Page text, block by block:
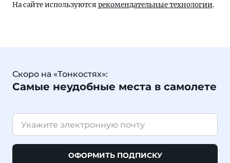
На сайте используются рекомендательные технологии.
Скоро на «Тонкостях»:
Самые неудобные места в самолете
ОФОРМИТЬ ПОДПИСКУ